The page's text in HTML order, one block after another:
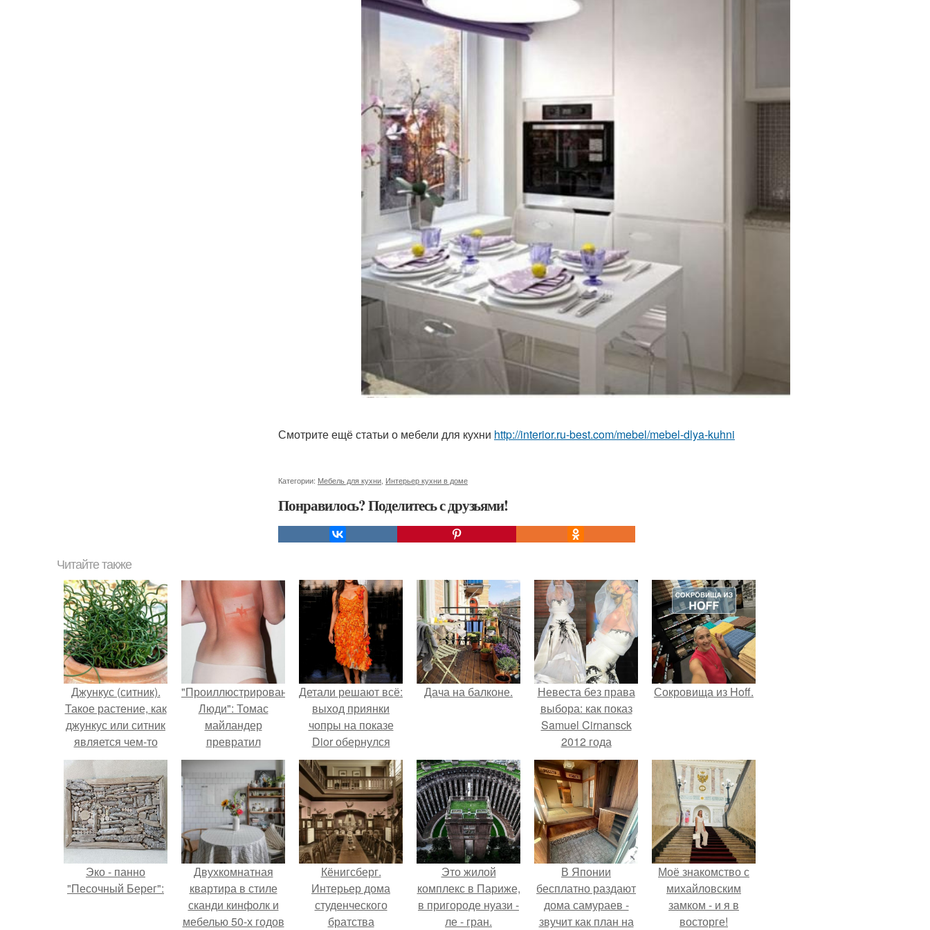
Смотрите ещё статьи о мебели для кухни http://interior.ru-best.com/mebel/mebel-dlya-kuhni
Категории: Мебель для кухни Интерьер кухни в доме
Понравилось? Поделитесь с друзьями!
Читайте также
Джункус (ситник).
Такое растение, как
джункус или ситник
является чем-то
новым и не совсем
обычным для
дизайна
интерьеров.
"Проиллюстрированные
Люди": Томас
майландер
превратил
солнечные ожоги в
арт - объект.
Детали решают всё:
выход приянки
чопры на показе
Dior обернулся
шквалом критики
из-за небрежного
пошива.
Дача на балконе.
Невеста без права
выбора: как показ
Samuel Cirnansck
2012 года
превратил подиум
в манифест против
принуждения.
Сокровища из Hoff.
Эко - панно
"Песочный Берег":
Двухкомнатная
квартира в стиле
сканди кинфолк и
мебелью 50-х годов
Кёнигсберг.
Интерьер дома
студенческого
братства
Это жилой
комплекс в Париже,
в пригороде нуази -
ле - гран.
В Японии
бесплатно раздают
дома самураев -
звучит как план на
Моё знакомство с
михайловским
замком - и я в
восторге!